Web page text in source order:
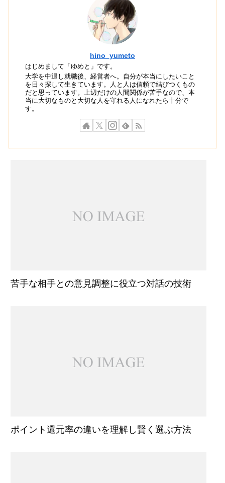
hino_yumeto
はじめまして「ゆめと」です。
大学を中退し就職後、経営者へ。自分が本当にしたいこと
を日々探して生きています。人と人は信頼で結びつくもの
だと思っています。上辺だけの人間関係が苦手なので、本
当に大切なものと大切な人を守れる人になれたら十分で
す。
苦手な相手との意見調整に役立つ対話の技術
ポイント還元率の違いを理解し賢く選ぶ方法